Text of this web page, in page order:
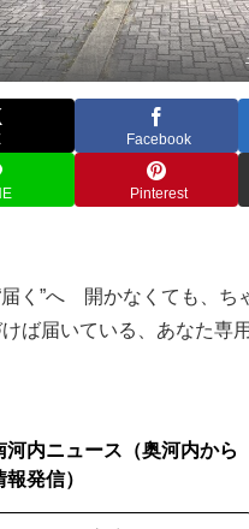
Facebook
Pinterest
届く”へ 開かなくても、ち
ば届いている、あなた専